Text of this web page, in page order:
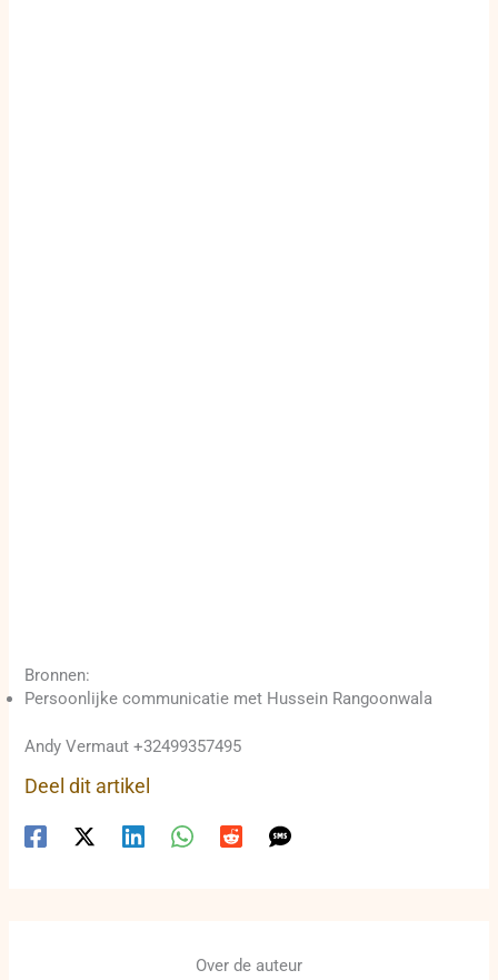
Bronnen:
Persoonlijke communicatie met Hussein Rangoonwala
Andy Vermaut +32499357495
Deel dit artikel
Over de auteur